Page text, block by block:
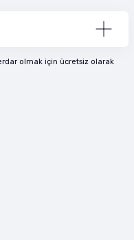
olmak için ücretsiz olarak